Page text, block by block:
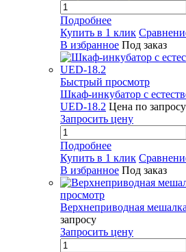
Подробнее
Купить в 1 клик
В избранное Под заказ
Быстрый просмотр
Шкаф-инкубатор с
UED-18.2 Цена по запросу
Запросить цену
Подробнее
Купить в 1 клик
В избранное Под заказ
просмотр
Верхнеприводная
запросу
Запросить цену